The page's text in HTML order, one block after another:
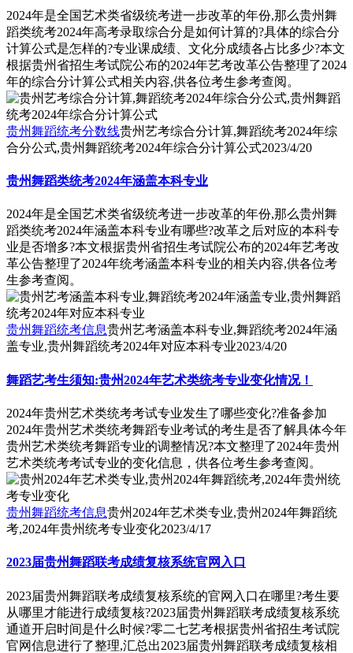
2024年是全国艺术类省级统考进一步改革的年份,那么贵州舞
蹈类统考2024年高考录取综合分是如何计算的?具体的综合分
计算公式是怎样的?专业课成绩、文化分成绩各占比多少?本文
根据贵州省招生考试院公布的2024年艺考改革公告整理了2024
年的综合分计算公式相关内容,供各位考生参考查阅。
贵州舞蹈统考分数线贵州艺考综合分计算,舞蹈统考2024年综
合分公式,贵州舞蹈统考2024年综合分计算公式2023/4/20
贵州舞蹈类统考2024年涵盖本科专业
2024年是全国艺术类省级统考进一步改革的年份,那么贵州舞
蹈类统考2024年涵盖本科专业有哪些?改革之后对应的本科专
业是否增多?本文根据贵州省招生考试院公布的2024年艺考改
革公告整理了2024年统考涵盖本科专业的相关内容,供各位考
生参考查阅。
贵州舞蹈统考信息贵州艺考涵盖本科专业,舞蹈统考2024年涵
盖专业,贵州舞蹈统考2024年对应本科专业2023/4/20
舞蹈艺考生须知:贵州2024年艺术类统考专业变化情况！
2024年贵州艺术类统考考试专业发生了哪些变化?准备参加
2024年贵州艺术类统考舞蹈专业考试的考生是否了解具体今年
贵州艺术类统考舞蹈专业的调整情况?本文整理了2024年贵州
艺术类统考考试专业的变化信息，供各位考生参考查阅。
贵州舞蹈统考信息贵州2024年艺术类专业,贵州2024年舞蹈统
考,2024年贵州统考专业变化2023/4/17
2023届贵州舞蹈联考成绩复核系统官网入口
2023届贵州舞蹈联考成绩复核系统的官网入口在哪里?考生要
从哪里才能进行成绩复核?2023届贵州舞蹈联考成绩复核系统
通道开启时间是什么时候?零二七艺考根据贵州省招生考试院
官网信息进行了整理,汇总出2023届贵州舞蹈联考成绩复核相